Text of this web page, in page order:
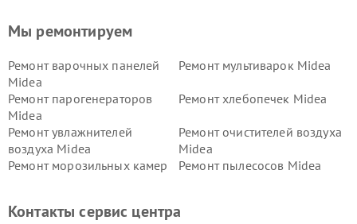
Мы ремонтируем
Ремонт варочных панелей
Midea
Ремонт мультиварок Midea
Ремонт парогенераторов
Midea
Ремонт хлебопечек Midea
Ремонт увлажнителей
воздуха Midea
Ремонт очистителей воздуха
Midea
Ремонт морозильных камер
Ремонт пылесосов Midea
пылесосов Midea
Контакты сервис центра